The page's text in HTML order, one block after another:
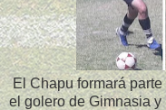
El Chapu formará
el golero de Gimnasia